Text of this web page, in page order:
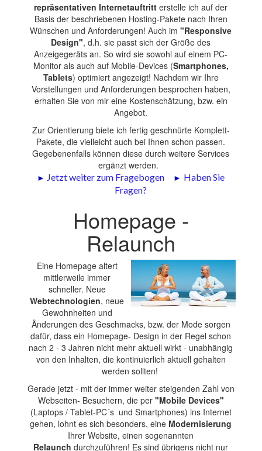
repräsentativen Internetauftritt erstelle ich auf der
Basis der beschriebenen Hosting-Pakete nach Ihren
Wünschen und Anforderungen! Auch im"Responsive
Design", d.h. sie passt sich der Größe des
Anzeigegeräts an. So wird sie sowohl auf einem PC-
Monitor als auch auf Mobile-Devices (Smartphones,
Tablets) optimiert angezeigt! Nachdem wir Ihre
Vorstellungen und Anforderungen besprochen haben,
erhalten Sie von mir eine Kostenschätzung, bzw. ein
Angebot.
Zur Orientierung biete ich fertig geschnürte Komplett-
Pakete, die vielleicht auch bei Ihnen schon passen.
Gegebenenfalls können diese durch weitere Services
ergänzt werden.
► Jetzt weiter zum Fragebogen ► Haben Sie
Fragen?
Homepage -
Relaunch
Eine Homepage altert
mittlerweile immer
schneller. Neue
Webtechnologien, neue
Gewohnheiten und
Änderungen des Geschmacks, bzw. der Mode sorgen
dafür, dass ein Homepage- Design in der Regel schon
nach 2 - 3 Jahren nicht mehr aktuell wirkt - unabhängig
von den Inhalten, die kontinuierlich aktuell gehalten
werden sollten!
Gerade jetzt - mit der immer weiter steigenden Zahl von
Webseiten- Besuchern, die per "Mobile Devices"
(Laptops / Tablet-PC´s und Smartphones) ins Internet
gehen, lohnt es sich besonders, eine Modernisierung
Ihrer Website, einen sogenannten
Relaunch durchzuführen! Es sind übrigens nicht nur